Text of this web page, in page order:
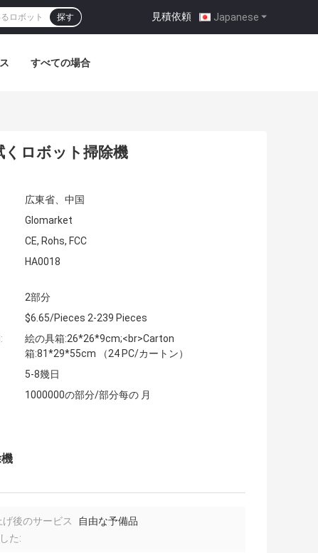
Japanese
見積依頼 |
探す
すべての場合
ロボット掃除機
広東省、中国
Glomarket
CE, Rohs, FCC
HA0018
2部分
$6.65/Pieces 2-239 Pieces
絵の具箱:26*26*9cm;<br>Carton
箱:81*29*55cm （24 PC/カートン）
5-8幾日
1000000の部分/部分每の 月
げ後のサービス
た:
自由な予備品